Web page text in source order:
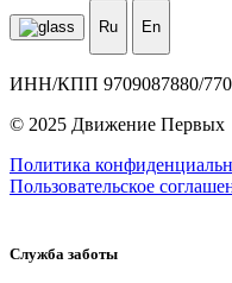
Ru En
ИНН/КПП 9709087880/
© 2025 Движение Первых
Политика
Пользовательское
Служба заботы